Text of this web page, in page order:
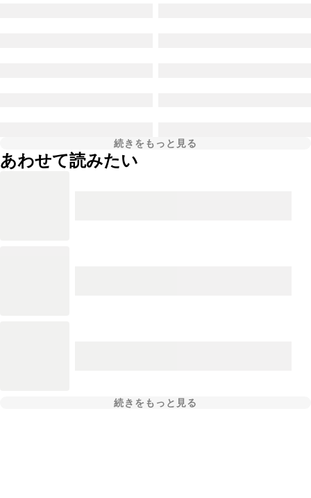
続きをもっと見る
あわせて読みたい
続きをもっと見る